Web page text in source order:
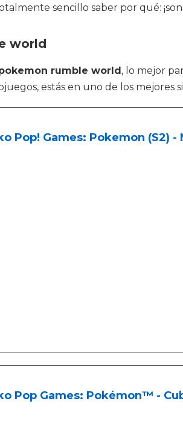
sencillo saber por qué:
world
rumble world, lo mejor
estás en uno de los mejores
Pop! Games: Pokemon (S2)
Pop Games: Pokémon™ -